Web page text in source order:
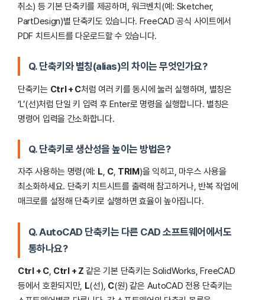
취소) 등 기본 단축키를 제공하며, 워크벤치(예: Sketcher,
PartDesign)별 단축키도 있습니다. FreeCAD 공식 사이트에서
PDF 치트시트를 다운로드할 수 있습니다.
Q. 단축키와 별칭(alias)의 차이는 무엇인가요?
단축키는 Ctrl + C처럼 여러 키를 동시에 눌러 실행하며, 별칭은
‘L’(선)처럼 단일 키 입력 후 Enter로 명령을 실행합니다. 별칭은
명령어 입력을 간소화합니다.
Q. 단축키로 생산성을 높이는 방법은?
자주 사용하는 명령(예: L, C, TRIM )을 익히고, 마우스 사용을
최소화하세요. 단축키 치트시트를 출력해 참고하거나, 반복 작업에
매크로를 설정해 단축키로 실행하면 효율이 높아집니다.
Q. AutoCAD 단축키는 다른 CAD 소프트웨어에서도
통하나요?
Ctrl + C, Ctrl + Z 같은 기본 단축키는 SolidWorks, FreeCAD
등에서 호환되지만, L(선), C(원) 같은 AutoCAD 전용 단축키는